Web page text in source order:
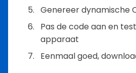
Genereer dynamische
Pas de code aan en
apparaat
Eenmaal goed,